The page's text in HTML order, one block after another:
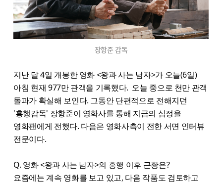
장항준 감독
지난 달 4일 개봉한 영화 <왕과 사는 남자>가 오늘(6일)
아침 현재 977만 관객을 기록했다. 오늘 중으로 천만 관객
돌파가 확실해 보인다. 그동안 단편적으로 전해지던
'흥행감독' 장항준이 영화사를 통해 지금의 심정을
영화팬에게 전했다. 다음은 영화사측이 전한 서면 인터뷰
전문이다.
Q. 영화 <왕과 사는 남자>의 흥행 이후 근황은?
요즘에는 계속 영화를 보고 있고, 다음 작품도 검토하고